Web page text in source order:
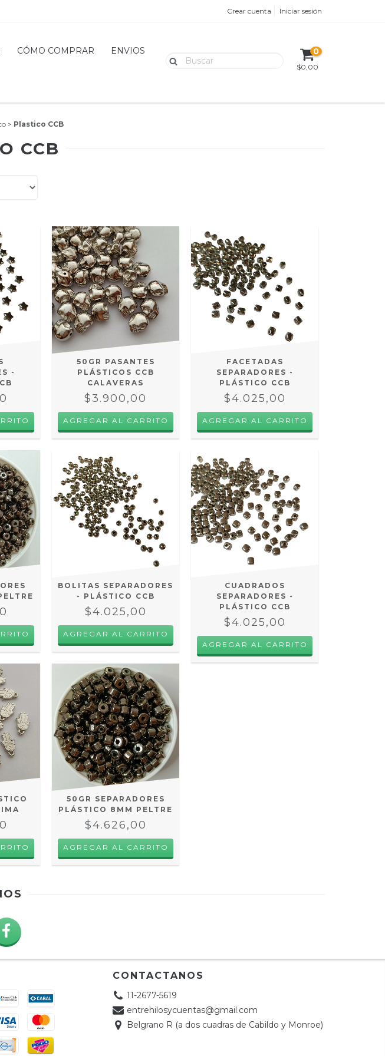
Crear cuenta Iniciar sesión
CÓMO COMPRAR ENVIOS 0
$0,00
> Plastico CCB
CCB
-
50GR PASANTES
PLÁSTICOS CCB
CALAVERAS
$3.900,00
FACETADAS
SEPARADORES -
PLÁSTICO CCB
$4.025,00
BOLITAS SEPARADORES
- PLÁSTICO CCB
$4.025,00
CUADRADOS
SEPARADORES -
PLÁSTICO CCB
$4.025,00
50GR SEPARADORES
PLÁSTICO 8MM PELTRE
$4.626,00
CONTACTANOS
11-2677-5619
entrehilosycuentas@gmail.com
Belgrano R (a dos cuadras de Cabildo y Monroe)